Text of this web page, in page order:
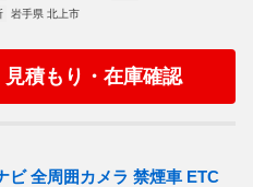
岩手県 北上市
見積もり・在庫確認
ビ 全周囲カメラ 禁煙車 ETC